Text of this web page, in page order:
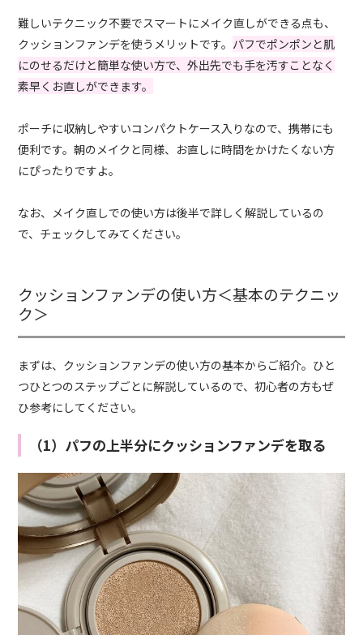
難しいテクニック不要でスマートにメイク直しができる点も、
クッションファンデを使うメリットです。 パフでポンポンと肌
にのせるだけと簡単な使い方で、外出先でも手を汚すことなく
素早くお直しができます。
ポーチに収納しやすいコンパクトケース入りなので、携帯にも
便利です。朝のメイクと同様、お直しに時間をかけたくない方
にぴったりですよ。
なお、メイク直しでの使い方は後半で詳しく解説しているの
で、チェックしてみてください。
クッションファンデの使い方＜基本のテクニッ
ク＞
まずは、クッションファンデの使い方の基本からご紹介。ひと
つひとつのステップごとに解説しているので、初心者の方もぜ
ひ参考にしてください。
（1）パフの上半分にクッションファンデを取る